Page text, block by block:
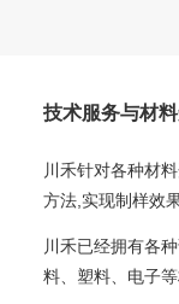
技术服务与材
川禾针对各种材
方法,实现制样效
川禾已经拥有各
料、塑料、电子等